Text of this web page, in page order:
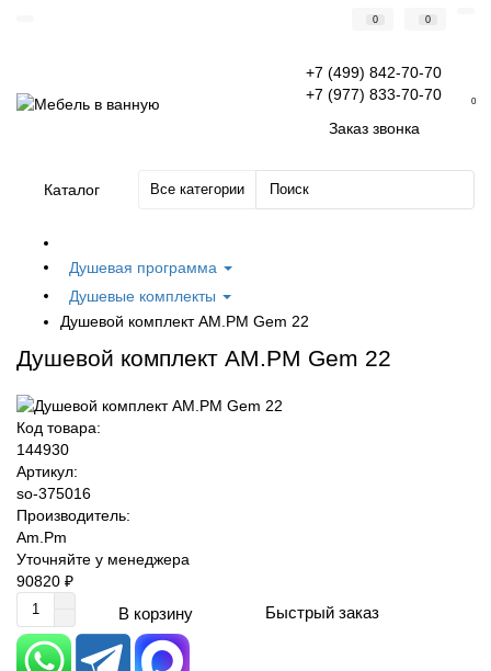
0 0
+7 (499) 842-70-70
+7 (977) 833-70-70
Заказ звонка
0
Каталог Все категории
Душевая программа
Душевые комплекты
Душевой комплект AM.PM Gem 22
Душевой комплект AM.PM Gem 22
Код товара:
144930
Артикул:
so-375016
Производитель:
Am.Pm
Уточняйте у менеджера
90820 ₽
В корзину Быстрый заказ